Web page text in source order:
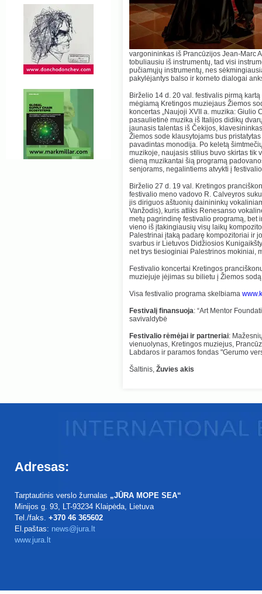
vargonininkas iš Prancūzijos Jean-Marc
tobuliausiu iš instrumentų, tad visi
pučiamųjų instrumentų, nes
pakylėjantys balso ir korneto dialogai
Birželio 14 d. 20 val. festivalis pirmą
mėgiamą Kretingos muziejaus Žiemos
koncertas „Naujoji XVII a. muzika: Giulio
pasaulietinė muzika iš Italijos didikų
jaunasis talentas iš Čekijos,
Žiemos sode klausytojams bus
pavadintas monodija. Po keletą
muzikoje, naujasis stilius buvo skirtas tik
dieną muzikantai šią programą
senjorams, negalintiems atvykti į
Birželio 27 d. 19 val. Kretingos
festivalio meno vadovo R. Calveyros
jis diriguos aštuonių dainininkų
Vanžodis), kuris atliks Renesanso
metų pagrindinę festivalio programą, bet
vieno iš įtakingiausių visų laikų
Palestrinai įtaką padarę kompozitoriai ir
svarbus ir Lietuvos Didžiosios
net trys tiesioginiai Palestrinos mokiniai,
Festivalio koncertai Kretingos
muziejuje įėjimas su bilietu į Žiemos
Visa festivalio programa skelbiama
Festivalį finansuoja: “Art Mentor
savivaldybė
Festivalio rėmėjai ir partneriai:
vienuolynas, Kretingos muziejus,
Labdaros ir paramos fondas "Gerumo
Šaltinis, Žuvies akis
Adresas:
Tarptautinis verslo žurnalas „JŪRA MOPE SEA“
Minijos g. 93, LT-93234 Klaipėda, Lietuva
Tel./faks. +370 46 365602
El.paštas: news@jura.lt
www.jura.lt